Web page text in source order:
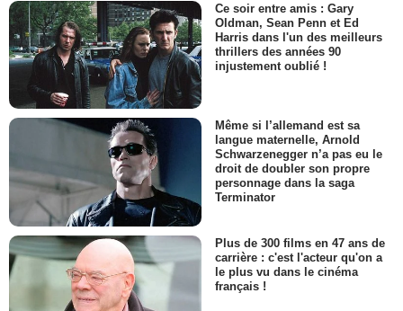
Ce soir entre amis : Gary
Oldman, Sean Penn et Ed
Harris dans l'un des meilleurs
thrillers des années 90
injustement oublié !
Même si l’allemand est sa
langue maternelle, Arnold
Schwarzenegger n’a pas eu le
droit de doubler son propre
personnage dans la saga
Terminator
Plus de 300 films en 47 ans de
carrière : c'est l'acteur qu'on a
le plus vu dans le cinéma
français !